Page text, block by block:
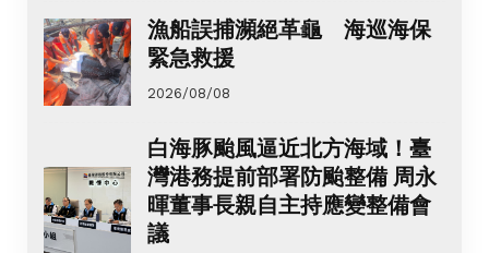
漁船誤捕瀕絕革龜 海巡海保
緊急救援
2026/08/08
白海豚颱風逼近北方海域！臺
灣港務提前部署防颱整備 周永
暉董事長親自主持應變整備會
議